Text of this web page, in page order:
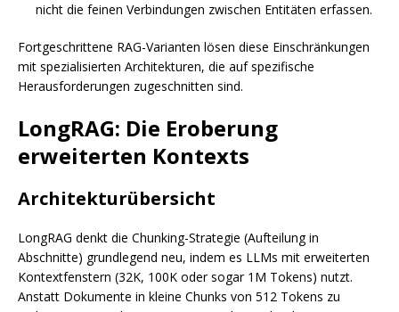
nicht die feinen Verbindungen zwischen Entitäten erfassen.
Fortgeschrittene RAG-Varianten lösen diese Einschränkungen
mit spezialisierten Architekturen, die auf spezifische
Herausforderungen zugeschnitten sind.
LongRAG: Die Eroberung
erweiterten Kontexts
Architekturübersicht
LongRAG denkt die Chunking-Strategie (Aufteilung in
Abschnitte) grundlegend neu, indem es LLMs mit erweiterten
Kontextfenstern (32K, 100K oder sogar 1M Tokens) nutzt.
Anstatt Dokumente in kleine Chunks von 512 Tokens zu